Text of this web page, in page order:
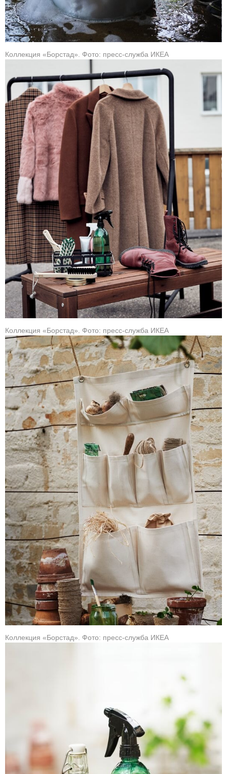
Коллекция «Борстад». Фото: пресс-служба ИКЕА
Коллекция «Борстад». Фото: пресс-служба ИКЕА
Коллекция «Борстад». Фото: пресс-служба ИКЕА